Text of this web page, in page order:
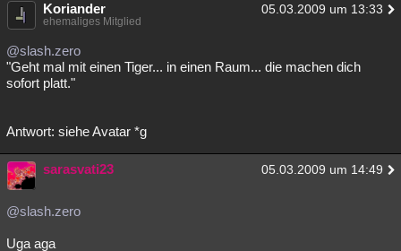
Koriander 05.03.2009 um 13:33
ehemaliges Mitglied
@slash.zero
"Geht mal mit einen Tiger... in einen Raum... die machen dich
sofort platt."
Antwort: siehe Avatar *g
sarasvati23 05.03.2009 um 14:49
@slash.zero
Uga aga